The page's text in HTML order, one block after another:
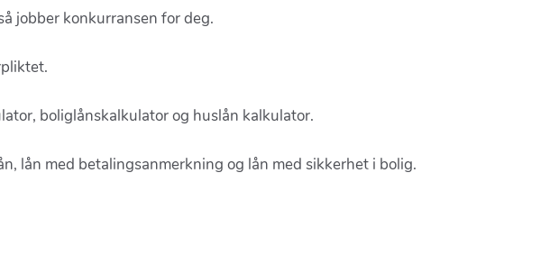
jobber konkurransen for deg.
boliglånskalkulator og huslån kalkulator.
lån med betalingsanmerkning og lån med sikkerhet i bolig.